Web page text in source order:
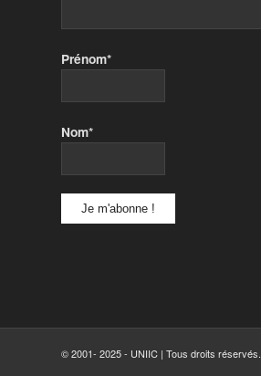
Prénom*
Nom*
© 2001- 2025 - UNIIC | Tous droits réservés.